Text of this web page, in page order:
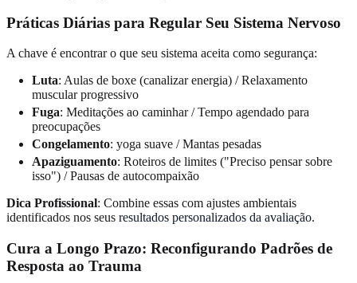
Práticas Diárias para Regular Seu Sistema Nervoso
A chave é encontrar o que seu sistema aceita como segurança:
Luta: Aulas de boxe (canalizar energia) / Relaxamento
muscular progressivo
Fuga: Meditações ao caminhar / Tempo agendado para
preocupações
Congelamento: yoga suave / Mantas pesadas
Apaziguamento: Roteiros de limites ("Preciso pensar sobre
isso") / Pausas de autocompaixão
Dica Profissional: Combine essas com ajustes ambientais
identificados nos seus resultados personalizados da avaliação.
Cura a Longo Prazo: Reconfigurando Padrões de
Resposta ao Trauma